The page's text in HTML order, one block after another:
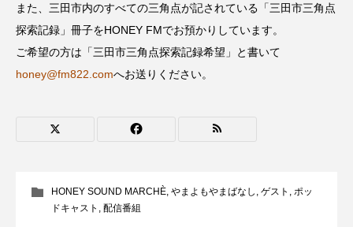
コンサート
サニーサイドブックス サリー
シネマエッセイ シム・ウンギョン
シンシア・エリヴォ
また、三田市内のすべての三角点が記されている「三田市三角点
探索記録」冊子をHONEY FMでお預かりしています。
ご希望の方は「三田市三角点探索記録希望」と書いて
honey@fm822.comへお送りください。
HONEY SOUND MARCHÈ やまよもやまばなし ゲスト
ポッ
ドキャスト
配信番組